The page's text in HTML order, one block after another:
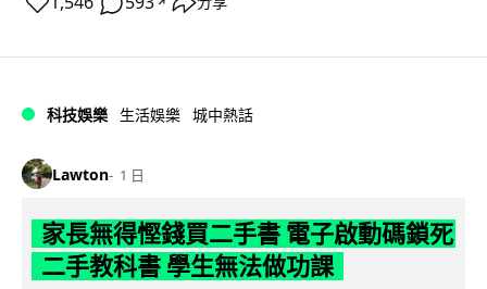
科技娛樂 生活娛樂 城中熱話
Lawton 1 日
家長無得慳錢買二手書 電子啟動碼鎖死
二手教科書 學生無法做功課